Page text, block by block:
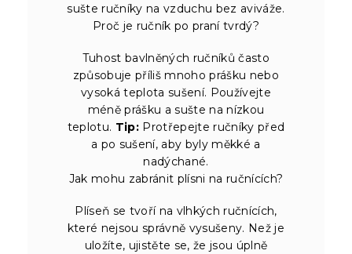
sušte ručníky na vzduchu bez aviváže.
Proč je ručník po praní tvrdý?
Tuhost bavlněných ručníků často
způsobuje příliš mnoho prášku nebo
vysoká teplota sušení. Používejte
méně prášku a sušte na nízkou
teplotu. Tip: Protřepejte ručníky před
a po sušení, aby byly měkké a
nadýchané.
Jak mohu zabránit plísni na ručnících?
Plíseň se tvoří na vlhkých ručnících,
které nejsou správně vysušeny. Než je
uložíte, ujistěte se, že jsou úplně